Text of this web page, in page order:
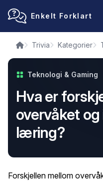
Enkelt Forklart
Trivia Kategorier
Teknologi & Gaming
Hva er
overvåket
læring?
Forskjellen mellom